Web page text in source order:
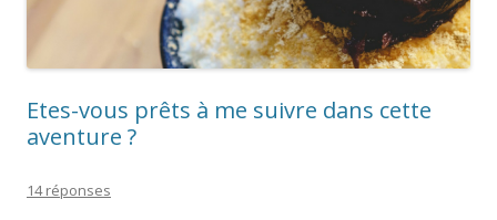
Etes-vous prêts à me suivre dans cette
aventure ?
14 réponses